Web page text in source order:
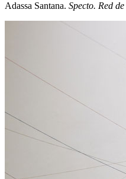
Adassa Santana. Specto. Red